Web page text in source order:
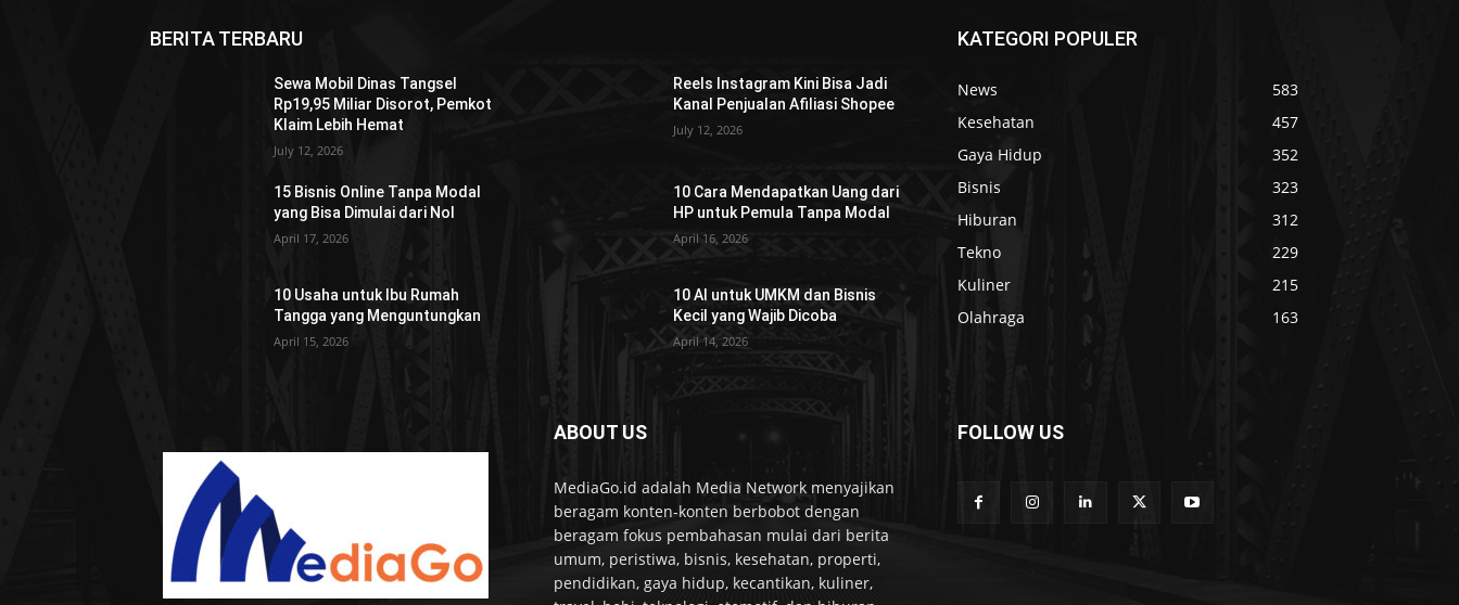
BERITA TERBARU
Sewa Mobil Dinas Tangsel
Rp19,95 Miliar Disorot, Pemkot
Klaim Lebih Hemat
July 12, 2026
Reels Instagram Kini Bisa Jadi
Kanal Penjualan Afiliasi Shopee
July 12, 2026
15 Bisnis Online Tanpa Modal
yang Bisa Dimulai dari Nol
April 17, 2026
10 Cara Mendapatkan Uang dari
HP untuk Pemula Tanpa Modal
April 16, 2026
10 Usaha untuk Ibu Rumah
Tangga yang Menguntungkan
April 15, 2026
10 AI untuk UMKM dan Bisnis
Kecil yang Wajib Dicoba
April 14, 2026
KATEGORI POPULER
News
583
Kesehatan
457
Gaya Hidup
352
Bisnis
323
Hiburan
312
Tekno
229
Kuliner
215
Olahraga
163
ABOUT US
MediaGo.id adalah Media Network menyajikan
beragam konten-konten berbobot dengan
beragam fokus pembahasan mulai dari berita
umum, peristiwa, bisnis, kesehatan, properti,
pendidikan, gaya hidup, kecantikan, kuliner,
FOLLOW US